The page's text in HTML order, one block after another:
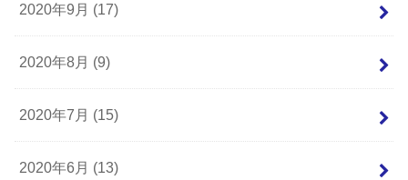
2020年9月 (17)
2020年8月 (9)
2020年7月 (15)
2020年6月 (13)